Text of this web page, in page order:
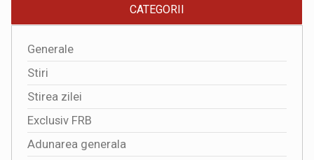
CATEGORII
Generale
Stiri
Stirea zilei
Exclusiv FRB
Adunarea generala